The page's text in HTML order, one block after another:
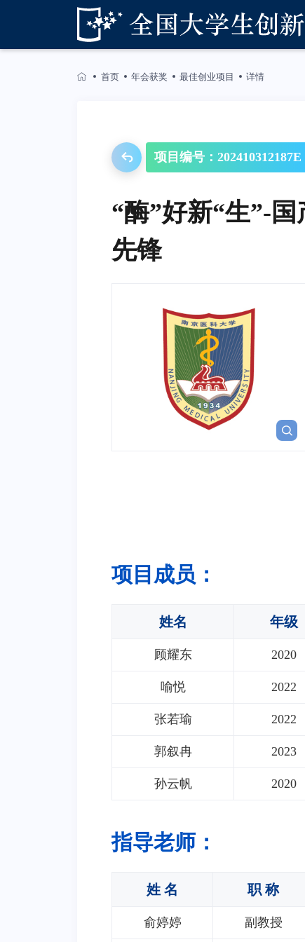
首页 年会获奖 最佳创业项目 详情
项目编号：202410312187E
“酶”好新“生”-
先锋
项目成员：
姓名 年级
顾耀东 2020
喻悦 2022
张若瑜 2022
郭叙冉 2023
孙云帆 2020
指导老师：
姓 名 职 称
俞婷婷 副教授